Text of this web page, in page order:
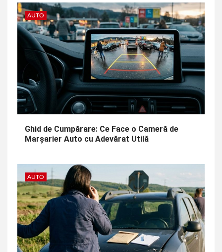
AUTO
Ghid de Cumpărare: Ce Face o Cameră de
Marșarier Auto cu Adevărat Utilă
AUTO